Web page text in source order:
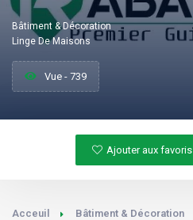
Bâtiment & Décoration
Linge De Maisons
Vue - 739
Ajouter aux favoris
Acceuil Bâtiment & Décoration